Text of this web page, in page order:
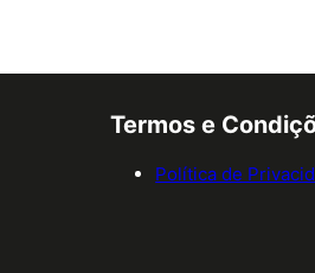
Termos e
Política de